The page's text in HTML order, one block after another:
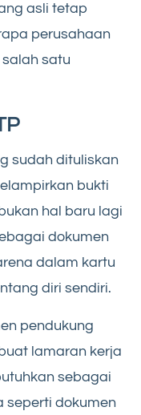
asli tetap
perusahaan
satu
sudah dituliskan
bukti
hal baru lagi
dokumen
dalam kartu
diri sendiri.
pendukung
lamaran kerja
sebagai
seperti dokumen